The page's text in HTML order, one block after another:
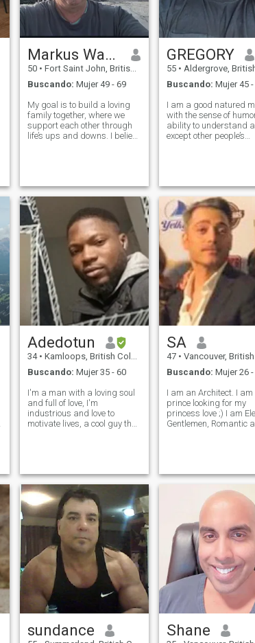
Markus Wagner
50 • Fort Saint John, British Columbia, Canadá
Buscando: Mujer 49 - 69
My goal is to build a loving
family together, where we
support each other through
life’s ups and downs. I believe
partnership. I’m excited
about the possibility o
GREGORY
55 • Aldergrove, British Columbia,
Buscando: Mujer 45
I am a good natured
with the sense of
ability to understand
except other people’s
value family and
relationships between
Adedotun
34 • Kamloops, British Columbia, Canadá
Buscando: Mujer 35 - 60
I'm a man with a loving soul
and full of love, I'm
industrious and love to
motivate lives, a cool guy that
so much believe in God.
SA
47 • Vancouver, British Columbia,
Buscando: Mujer 26
I am an Architect. I am
prince looking for my
princess love ;) I am
Gentlemen, Romantic
family. As we might
sundance Shane